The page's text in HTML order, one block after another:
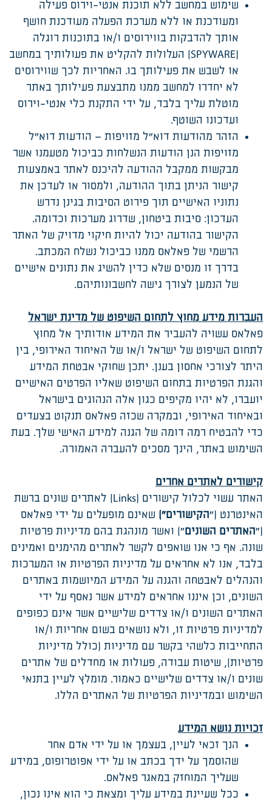
שימוש במחשב ללא תוכנת אנטי-וירוס פעילה
ומעודכנת או ללא מערכת הפעלה מעודכנת חושף
אותך להדבקות בווירוסים ו/או בתוכנות רוגלה
(SPYWARE) העלולות להקליט את פעולותיך במחשב
או לשבש את פעילותך בו. האחריות לכך שווירוסים
לא יחדרו למחשב ממנו מתבצעת פעילותך באתר
מוטלת עליך בלבד, על ידי התקנת כלי אנטי-וירוס
ועדכונו השוטף.
הזהר מהודעות דוא"ל מזויפות – הודעות דוא"ל
מזויפות הנן הודעות הנשלחות כביכול מטעמנו אשר
מבקשות ממקבל ההודעה להיכנס לאתר באמצעות
קישור הניתן בתוך ההודעה, ולמסור או לעדכן את
נתוניו האישיים תוך פירוט הסיבות בגינן נדרש
העדכון: סיבות ביטחון, שדרוג מערכות וכדומה.
הקישור בהודעה יכול להיות חיקוי מדויק של האתר
הרשמי של פאלאס ממנו כביכול נשלח המכתב.
בדרך זו מנסים שלא כדין להשיג את נתונים אישיים
של הנמען לצורך גישה לחשבונותיהם.
העברות מידע מחוץ לתחום השיפוט של מדינת ישראל
פאלאס עשויה להעביר את המידע אודותיך אל מחוץ
לתחום השיפוט של ישראל ו/או של האיחוד האירופי, בין
היתר לצורכי אחסון בענן. יתכן שחוקי אבטחת המידע
והגנת הפרטיות בתחום השיפוט שאליו הפרטים האישיים
יועברו, לא יהיו מקיפים כגון אלה הנהוגים בישראל
ובאיחוד האירופי, ובמקרה שכזה פאלאס תנקוט בצעדים
כדי להבטיח רמה דומה של הגנה למידע האישי שלך. בעת
השימוש באתר, הינך מסכים להעברה האמורה.
קישורים לאתרים אחרים
האתר עשוי לכלול קישורים (Links) לאתרים שונים ברשת
האינטרנט ("הקישורים") שאינם מופעלים על ידי פאלאס
("האתרים השונים") ואשר מונהגת בהם מדיניות פרטיות
שונה. אף כי אנו שואפים לקשר לאתרים מהימנים ואמינים
בלבד, אנו לא אחראים על מדיניות הפרטיות או המערכות
והנהלים לאבטחה והגנה על המידע המיושמות באתרים
השונים, וכן איננו אחראים למידע אשר נאסף על ידי
האתרים השונים ו/או צדדים שלישיים אשר אינם כפופים
למדיניות פרטיות זו, ולא נושאים בשום אחריות ו/או
התחייבות כלשהי בקשר עם מדיניות (כולל מדיניות
פרטיות), שיטות עבודה, פעולות או מחדלים של אתרים
שונים ו/או צדדים שלישיים כאמור. מומלץ לעיין בתנאי
השימוש ובמדיניות הפרטיות של האתרים הללו.
זכויות נושא המידע
הנך זכאי לעיין, בעצמך או על ידי אדם אחר
שהוסמך על ידך בכתב או על ידי אפוטרופוס, במידע
שעליך המוחזק במאגר פאלאס.
ככל שעיינת במידע עליך ומצאת כי הוא אינו נכון,